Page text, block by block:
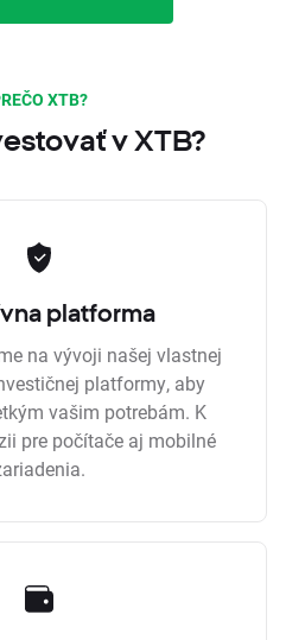
XTB?
v XTB?
platforma
na vývoji našej vlastnej
platformy, aby
vašim potrebám. K
pre počítače aj mobilné